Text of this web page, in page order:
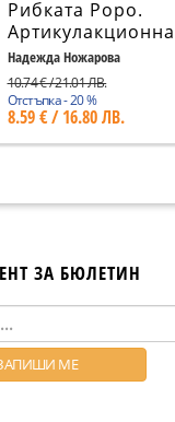
Рибката Роро.
Артикулакционна
приказка - звук "Р"
Надежда Ножарова
10.74 € / 21.01 ЛВ.
Отстъпка - 20 %
8.59 € / 16.80 ЛВ.
ЗА БЮЛЕТИН